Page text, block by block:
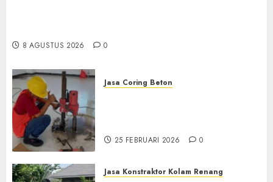
8 AGUSTUS 2026 0
Jasa Coring Beton
25 FEBRUARI 2026 0
Jasa Konstraktor Kolam Renang